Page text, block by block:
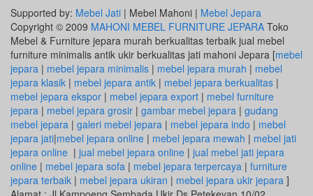
Supported by: Mebel Jati | Mebel Mahoni | Mebel Jepara
Copyright © 2009 MAHONI MEBEL FURNITURE JEPARA Toko
Mebel & Furniture jepara murah berkualitas terbaik jual mebel
furniture minimalis antik ukir berkualitas jati mahoni Jepara [mebel
jepara | mebel jepara minimalis | mebel jepara murah | mebel
jepara klasik | mebel jepara antik | mebel jepara berkualitas |
mebel jepara ekspor | mebel jepara export | mebel furniture
jepara | mebel jepara grosir | gambar mebel jepara | gudang
mebel jepara | galeri mebel jepara | mebel jepara indo | mebel
jepara jati|mebel jepara online | mebel jepara mewah | mebel jati
jepara online | jual mebel jepara online | jual mebel jati jepara
online | mebel jepara sofa | mebel jepara terpercaya | furniture
jepara terbaik | mebel jepara ukiran | mebel jepara ukir jepara ]